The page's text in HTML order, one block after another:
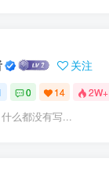
关注
0 14 2W+
么都没有写...